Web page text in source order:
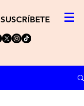
SUSCRÍBETE